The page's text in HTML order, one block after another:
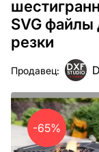
SVG файлы
резки
Продавец:
-65%